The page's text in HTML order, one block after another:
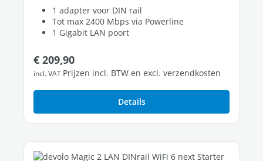
1 adapter voor DIN rail
Tot max 2400 Mbps via Powerline
1 Gigabit LAN poort
Normale prijs:
€ 209,90
incl. VAT Prijzen incl. BTW en excl. verzendkosten
Details